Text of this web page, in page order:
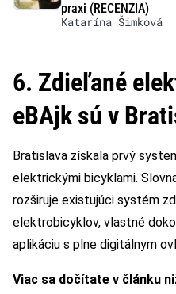
praxi (RECENZIA)
Katarína Šimková
6. Zdieľané
eBAjk sú v
Bratislava získala prvý
elektrickými bicyklami.
rozširuje existujúci systém
elektrobicyklov, vlastné
aplikáciu s plne digitálnym
Viac sa dočítate v článku